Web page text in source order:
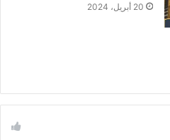
20 أبريل، 2024